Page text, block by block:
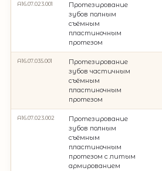
A16.07.023.001
Протезирование
зубов полным
съёмным
пластиночным
протезом
A16.07.035.001
Протезирование
зубов частичным
съёмным
пластиночным
протезом
A16.07.023.002
Протезирование
зубов полным
съёмным
пластиночным
протезом с литым
армированием